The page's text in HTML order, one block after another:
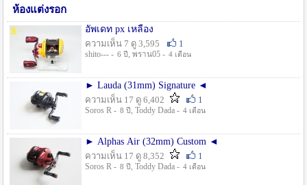
ห้องแต่งรอก
อัพเดท px เหลือง
ความเห็น 7 ดู 3,595
1
shito--- - 6 ปี , พราน05 - 4 เดือน
► Lauda (31mm) Signature ◄
ความเห็น 17 ดู 6,402
1
Soros R - 8 ปี , Toddy Dada - 4 เดือน
► Alphas Air (32mm) Custom ◄
ความเห็น 17 ดู 8,352
1
Soros R - 8 ปี , Toddy Dada - 4 เดือน